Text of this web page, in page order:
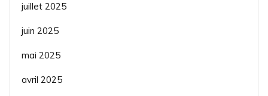
juillet 2025
juin 2025
mai 2025
avril 2025